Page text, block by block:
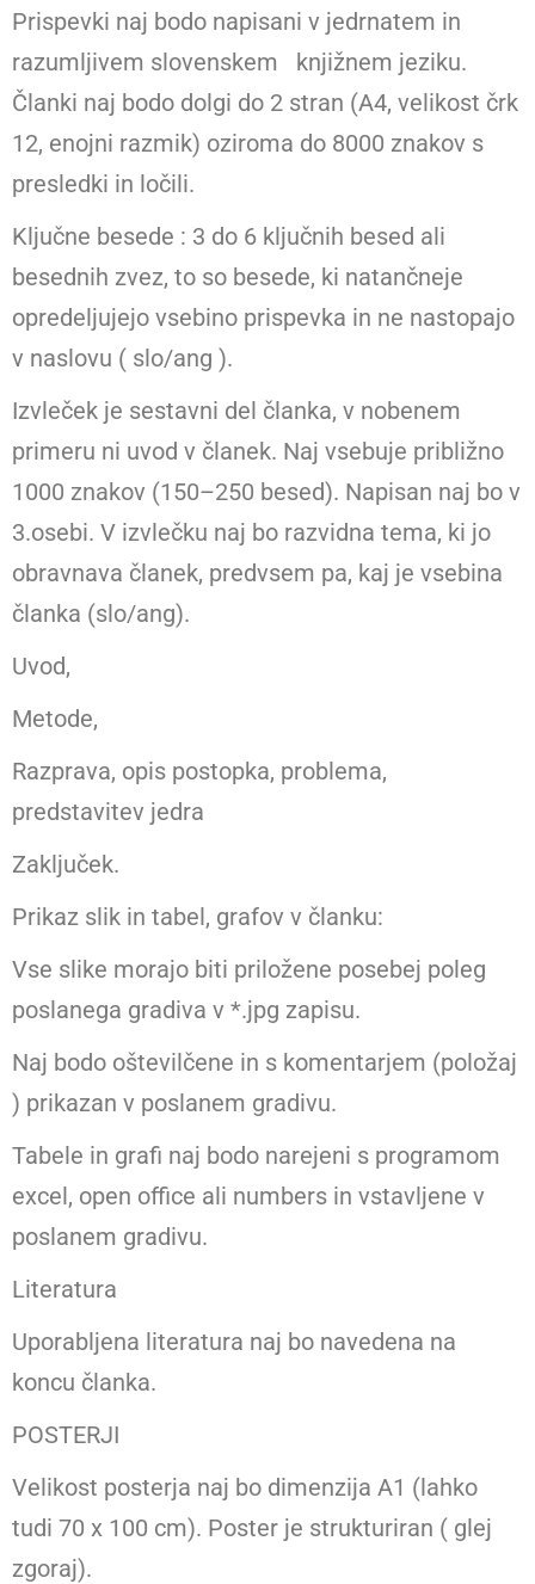
Prispevki naj bodo napisani v jedrnatem in
razumljivem slovenskem knjižnem jeziku.
Članki naj bodo dolgi do 2 stran (A4, velikost črk
12, enojni razmik) oziroma do 8000 znakov s
presledki in ločili.
Ključne besede : 3 do 6 ključnih besed ali
besednih zvez, to so besede, ki natančneje
opredeljujejo vsebino prispevka in ne nastopajo
v naslovu ( slo/ang ).
Izvleček je sestavni del članka, v nobenem
primeru ni uvod v članek. Naj vsebuje približno
1000 znakov (150–250 besed). Napisan naj bo v
3.osebi. V izvlečku naj bo razvidna tema, ki jo
obravnava članek, predvsem pa, kaj je vsebina
članka (slo/ang).
Uvod,
Metode,
Razprava, opis postopka, problema,
predstavitev jedra
Zaključek.
Prikaz slik in tabel, grafov v članku:
Vse slike morajo biti priložene posebej poleg
poslanega gradiva v *.jpg zapisu.
Naj bodo oštevilčene in s komentarjem (položaj
) prikazan v poslanem gradivu.
Tabele in grafi naj bodo narejeni s programom
excel, open office ali numbers in vstavljene v
poslanem gradivu.
Literatura
Uporabljena literatura naj bo navedena na
koncu članka.
POSTERJI
Velikost posterja naj bo dimenzija A1 (lahko
tudi 70 x 100 cm). Poster je strukturiran ( glej
zgoraj).